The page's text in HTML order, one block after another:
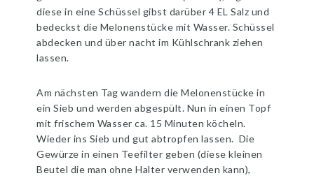
diese in eine Schüssel gibst darüber 4 EL Salz und
bedeckst die Melonenstücke mit Wasser. Schüssel
abdecken und über nacht im Kühlschrank ziehen
lassen.
Am nächsten Tag wandern die Melonenstücke in
ein Sieb und werden abgespült. Nun in einen Topf
mit frischem Wasser ca. 15 Minuten köcheln.
Wieder ins Sieb und gut abtropfen lassen. Die
Gewürze in einen Teefilter geben (diese kleinen
Beutel die man ohne Halter verwenden kann),